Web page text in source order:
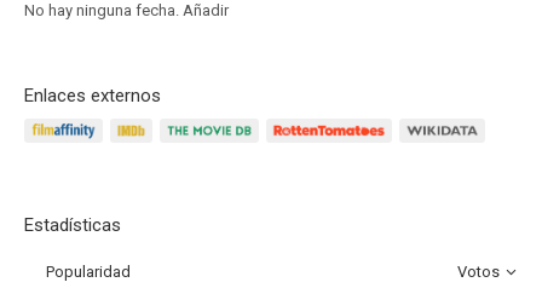
No hay ninguna fecha. Añadir
Enlaces externos
Estadísticas
Popularidad Votos